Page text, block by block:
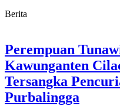
Berita
Perempuan
Kawunganten
Tersangka
Purbalingga